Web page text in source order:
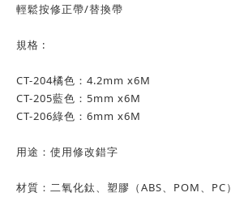
輕鬆按修正帶/替換帶
規格 :
CT-204橘色：4.2mm x6M
CT-205藍色：5mm x6M
CT-206綠色：6mm x6M
用途：使用修改錯字
材質：二氧化鈦、塑膠（ABS、POM、PC）